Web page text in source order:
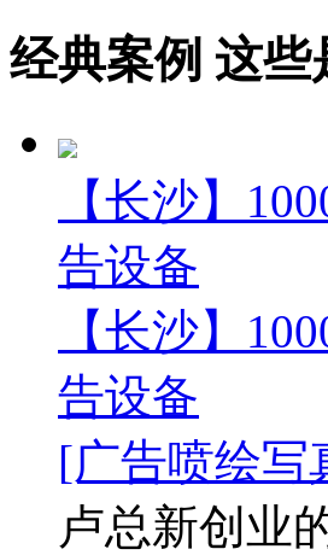
经典案例 这些
【长沙】
告设备
【长沙】
告设备
[广告喷绘写
卢总新创业